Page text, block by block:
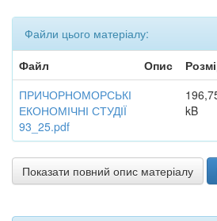
Файли цього матеріалу:
Файл
Опис
ПРИЧОРНОМОРСЬКІ
ЕКОНОМІЧНІ СТУДІЇ
93_25.pdf
kB
Показати повний опис матеріалу